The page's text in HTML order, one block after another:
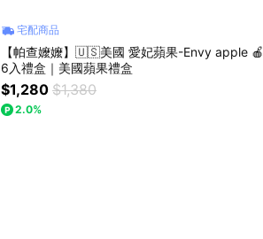
宅配商品
【帕查嬤嬤】🇺🇸美國 愛妃蘋果-Envy apple 🍎
6入禮盒｜美國蘋果禮盒
$1,280 $1,380
2.0%